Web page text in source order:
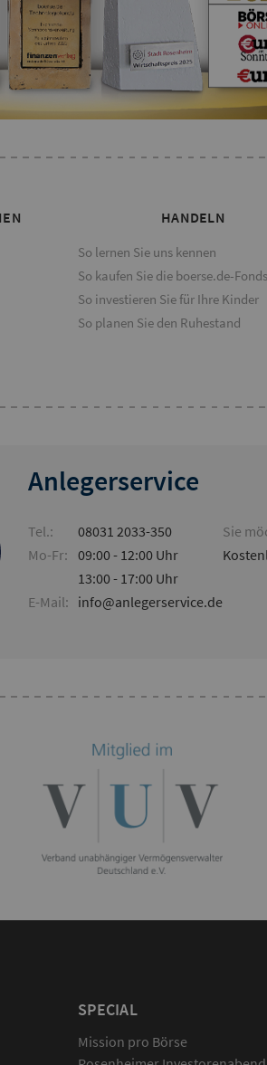
HANDELN
So lernen Sie uns kennen
So kaufen Sie die boerse.de-Fonds
So investieren Sie für Ihre Kinder
So planen Sie den Ruhestand
Anlegerservice
Tel.:
08031 2033-350
Mo-Fr: 09:00 - 12:00 Uhr
13:00 - 17:00 Uhr
E-Mail: info@anlegerservice.de
Sie
SPECIAL
Mission pro Börse